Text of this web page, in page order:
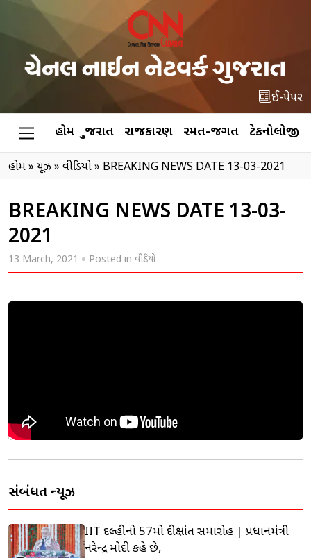
ઈ-પેપર
હોમ ગુજરાત રાજકારણ રમત-જગત ટેકનોલોજી
હોમ» ન્યૂઝ » વીડિયો» BREAKING NEWS DATE 13-03-2021
BREAKING NEWS DATE 13-03-
2021
13 March, 2021 Posted in વીડિયો
સંબંધિત ન્યૂઝ
IIT દિલ્હીનો 57મો દીક્ષાંત સમારોહ | પ્રધાનમંત્રી
નરેન્દ્ર મોદી કહે છે,